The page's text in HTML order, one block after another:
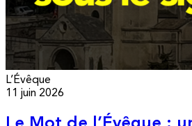
L’Évêque
11 juin 2026